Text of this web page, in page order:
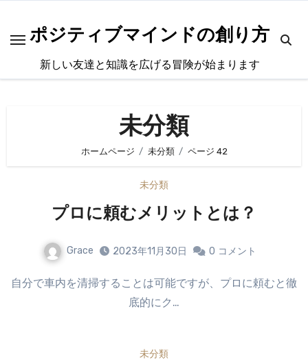
ポジティブマインドの創り方
新しい友達と知識を広げる冒険が始まります
未分類
ホームページ 未分類 ページ 42
未分類
プロに頼むメリットとは？
Grace 2023年11月30日 0 コメント
自分で車内を清掃することは可能ですが、プロに頼むと徹
底的にク…
未分類